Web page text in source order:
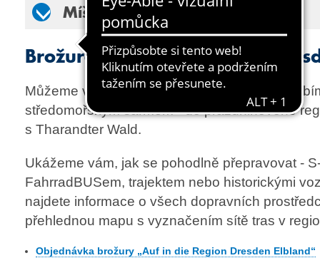
Míšeň – okružní jízda městem
Brožura „Auf in die Region
Můžeme vás odvést? K Labi s mírným
středomořským šarmem - do prázdninového
s Tharandter Wald.
Ukážeme vám, jak se pohodlně přepravovat -
FahrradBUSem, trajektem nebo historickými
najdete informace o všech dopravních
přehlednou mapu s vyznačením sítě tras v
Objednávka brožury „Auf in die Region Dresden Elbland“